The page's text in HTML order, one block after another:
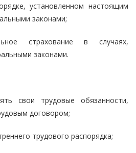
установленном настоящим
законами;
страхование в случаях,
законами.
свои трудовые обязанности,
договором;
трудового распорядка;